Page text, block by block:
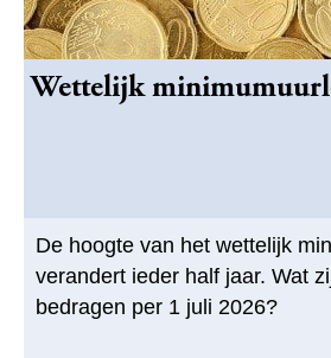
Wettelijk
De hoogte van het wettelijk
verandert ieder half jaar. Wat
bedragen per 1 juli 2026?